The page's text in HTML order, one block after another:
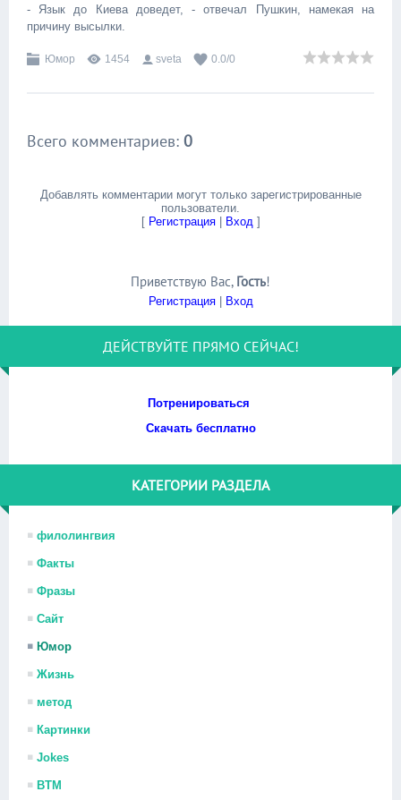
- Язык до Киева доведет, - отвечал Пушкин, намекая на
причину высылки.
Юмор 1454 sveta 0.0/0
Всего комментариев: 0
Добавлять комментарии могут только зарегистрированные
пользователи.
[ Регистрация| Вход]
Приветствую Вас, Гость!
Регистрация| Вход
ДЕЙСТВУЙТЕ ПРЯМО СЕЙЧАС!
Потренироваться
Скачать бесплатно
КАТЕГОРИИ РАЗДЕЛА
филолингвия
Факты
Фразы
Сайт
Юмор
Жизнь
метод
Картинки
Jokes
ВТМ